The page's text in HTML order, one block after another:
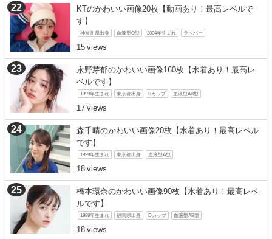
KTのかわいい画像20枚【動画あり！最高レベルで
す】
神奈川県出身 血液型O型 2004年生まれ ラッパー
15
永野芽郁のかわいい画像160枚【水着あり！最高レ
ベルです】
1999年生まれ 東京都出身 Bカップ 血液型AB型
17
森千晴のかわいい画像20枚【水着あり！最高レベル
です】
1999年生まれ 東京都出身 血液型A型
18
橋本環奈のかわいい画像90枚【水着あり！最高レベ
ルです】
1999年生まれ 福岡県出身 Dカップ 血液型AB型
18